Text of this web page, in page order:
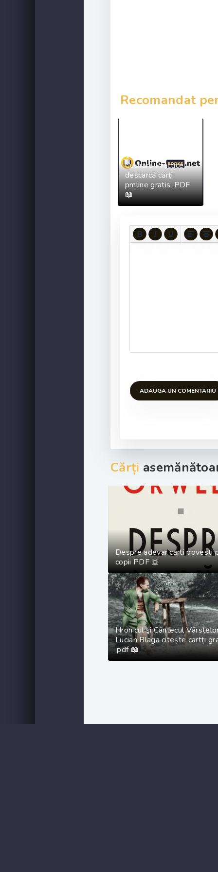
Recomandat
1800 Retete
Culinare Practice
descarcă cărți
pmline gratis .PDF
📖
ADAUGA UN COMENTARIU
Cărți
Despre adevar carti povesti
copii PDF 📖
Hronicul şi Cântecul
Lucian Blaga citește cartți
.pdf 📖